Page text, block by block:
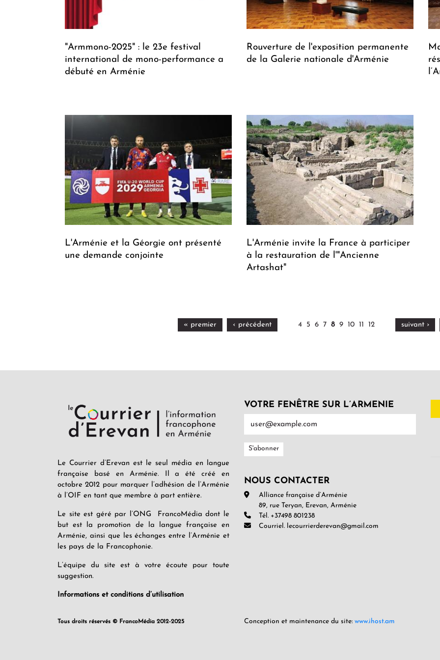
"Armmono-2025" : le 23e festival
international de mono-performance a
débuté en Arménie
Rouverture de l'exposition permanente
de la Galerie nationale d'Arménie
L'Arménie et la Géorgie ont présenté
une demande conjointe
L'Arménie invite la France à participer
à la restauration de l'"Ancienne
Artashat"
« premier ‹ précédent 4 5 6 7 8 9 10 11 12 suivant ›
Le Courrier d’Erevan est le seul média en langue
française basé en Arménie. Il a été créé en
octobre 2012 pour marquer l’adhésion de l’Arménie
à l’OIF en tant que membre à part entière.
Le site est géré par l’ONG FrancoMédia dont le
but est la promotion de la langue française en
Arménie, ainsi que les échanges entre l’Arménie et
les pays de la Francophonie.
L’équipe du site est à votre écoute pour toute
suggestion.
Informations et conditions d’utilisation
Tous droits réservés © FrancoMédia 2012-2025
VOTRE FENÊTRE SUR L’ARMENIE
NOUS CONTACTER
Alliance française d’Arménie
89, rue Teryan, Erevan, Arménie
Tél. +37498 801238
Courriel. lecourrierderevan@gmail.com
Conception et maintenance du site: www.ihost.am